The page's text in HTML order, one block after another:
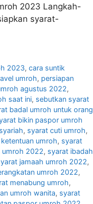
2023 Langkah-
syarat-
2023,cara suntik
umroh, persiapan
agustus 2022,
saat ini, sebutkan syarat
badal umroh untuk orang
bikin paspor umroh
, syarat cuti umroh,
umroh, syarat
umroh 2022, syarat ibadah
jamaah umroh 2022,
umroh 2022,
menabung umroh,
umroh wanita, syarat